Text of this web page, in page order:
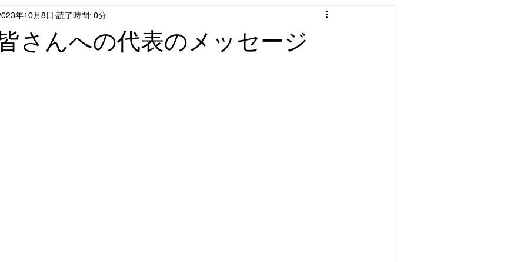
さんへの代表のメッセージ
年10月8日 読了時間: 0分